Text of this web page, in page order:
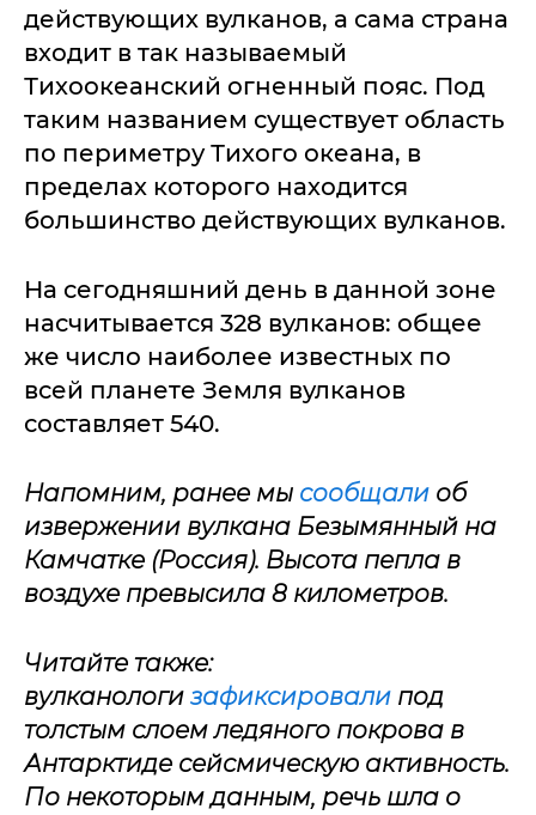
действующих вулканов, а сама страна
входит в так называемый
Тихоокеанский огненный пояс. Под
таким названием существует область
по периметру Тихого океана, в
пределах которого находится
большинство действующих вулканов.
На сегодняшний день в данной зоне
насчитывается 328 вулканов: общее
же число наиболее известных по
всей планете Земля вулканов
составляет 540.
Напомним, ранее мы сообщали об
извержении вулкана Безымянный на
Камчатке (Россия). Высота пепла в
воздухе превысила 8 километров.
Читайте также:
вулканологи зафиксировали под
толстым слоем ледяного покрова в
Антарктиде сейсмическую активность.
По некоторым данным, речь шла о